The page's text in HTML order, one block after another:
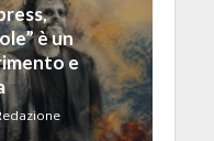
è un
e